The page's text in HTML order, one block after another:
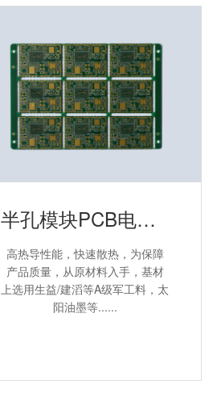
半孔模块PCB电路板
高热导性能，快速散热，为保障
产品质量，从原材料入手，基材
上选用生益/建滔等A级军工料，太
阳油墨等......